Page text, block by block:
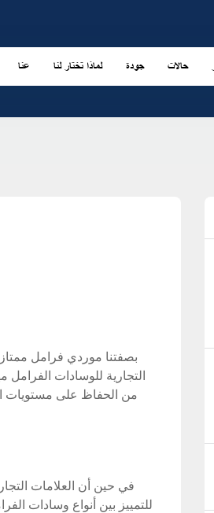
عنا لماذا تختار لنا جودة حالات
بصفتنا موردي فرامل ممتاز
التجارية للوسادات
من الحفاظ على مستويات
في حين أن العلامات
للتمييز بين أنواع وسادات